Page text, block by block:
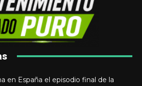
en España el episodio final de la